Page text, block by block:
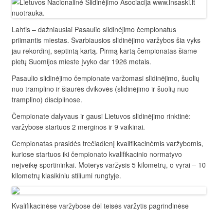
Lahtis – dažniausiai Pasaulio slidinėjimo čempionatus
priimantis miestas. Svarbiausios slidinėjimo varžybos šia vyks
jau rekordinį, septintą kartą. Pirmą kartą čempionatas šiame
pietų Suomijos mieste įvyko dar 1926 metais.
Pasaulio slidinėjimo čempionate varžomasi slidinėjimo, šuolių
nuo tramplino ir šiaurės dvikovės (slidinėjimo ir šuolių nuo
tramplino) disciplinose.
Čempionate dalyvaus ir gausi Lietuvos slidinėjimo rinktinė:
varžybose startuos 2 merginos ir 9 vaikinai.
Čempionatas prasidės trečiadienį kvalifikacinėmis varžybomis,
kuriose startuos iki čempionato kvalifikacinio normatyvo
neįveikę sportininkai. Moterys varžysis 5 kilometrų, o vyrai – 10
kilometrų klasikiniu stiliumi rungtyje.
Kvalifikacinėse varžybose dėl teisės varžytis pagrindinėse